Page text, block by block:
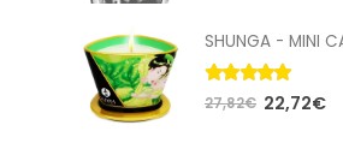
5.00Su 5
27,82€ 22,72€